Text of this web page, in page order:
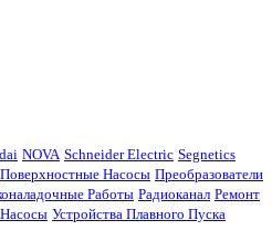
NOVA Schneider Electric Segnetics
Поверхностные Насосы Преобразователи
Работы Радиоканал Ремонт
Устройства Плавного Пуска